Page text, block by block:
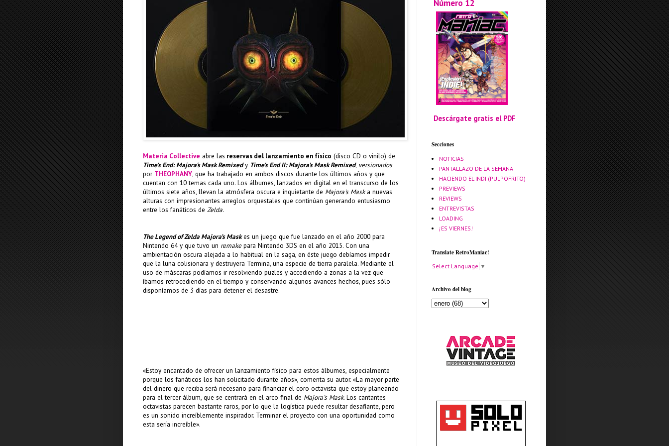
Materia Collective abre las reservas del lanzamiento en físico (disco CD o vinilo) de
Time's End: Majora's Mask Remixedy Time's End II: Majora's Mask Remixed, versionados
por THEOPHANY, que ha trabajado en ambos discos durante los últimos años y que
cuentan con 10 temas cada uno. Los álbumes, lanzados en digital en el transcurso de los
últimos siete años, llevan la atmósfera oscura e inquietante de Majora's Maska nuevas
alturas con impresionantes arreglos orquestales que continúan generando entusiasmo
entre los fanáticos de Zelda.
The Legend of Zelda Majora’s Maskes un juego que fue lanzado en el año 2000 para
Nintendo 64 y que tuvo un remakepara Nintendo 3DS en el año 2015. Con una
ambientación oscura alejada a lo habitual en la saga, en éste juego debíamos impedir
que la luna colisionara y destruyera Termina, una especie de tierra paralela. Mediante el
uso de máscaras podíamos ir resolviendo puzles y accediendo a zonas a la vez que
íbamos retrocediendo en el tiempo y conservando algunos avances hechos, pues sólo
disponíamos de 3 días para detener el desastre.
«Estoy encantado de ofrecer un lanzamiento físico para estos álbumes, especialmente
porque los fanáticos los han solicitado durante años», comenta su autor. «La mayor parte
del dinero que reciba será necesario para financiar el coro octavista que estoy planeando
para el tercer álbum, que se centrará en el arco final de Majora's Mask. Los cantantes
octavistas parecen bastante raros, por lo que la logística puede resultar desafiante, pero
es un sonido increíblemente inspirador. Terminar el proyecto con una oportunidad como
esta sería increíble».
Número 12
Descárgate gratis el PDF
Secciones
NOTICIAS
PANTALLAZO DE LA SEMANA
HACIENDO EL INDI (PULPOFRITO)
PREVIEWS
REVIEWS
ENTREVISTAS
LOADING
¡ES VIERNES!
Translate RetroManiac!
Select Language ▼
Archivo del blog